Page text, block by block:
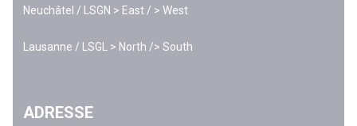
Neuchâtel / LSGN > East / > West
Lausanne / LSGL > North /> South
ADRESSE